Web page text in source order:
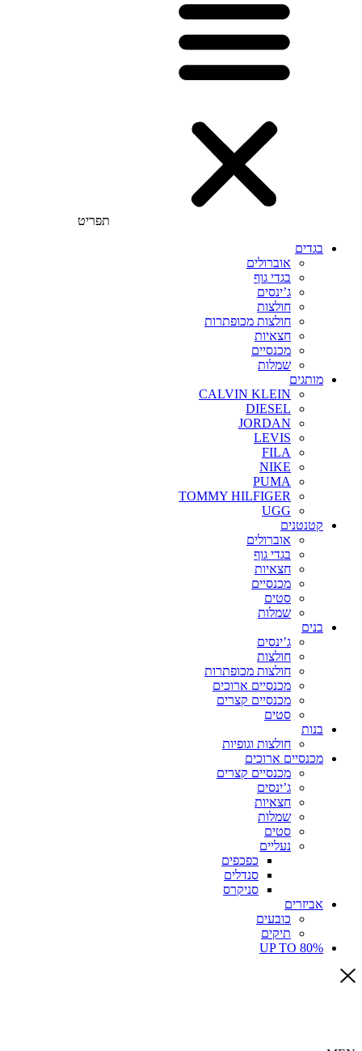
תפריט
בגדים
אוברולים
בגדי גוף
ג’ינסים
חולצות
חולצות מכופתרות
חצאיות
מכנסיים
שמלות
מותגים
CALVIN KLEIN
DIESEL
JORDAN
LEVIS
FILA
NIKE
PUMA
TOMMY HILFIGER
UGG
קטנטנים
אוברולים
בגדי גוף
חצאיות
מכנסיים
סטים
שמלות
בנים
ג’ינסים
חולצות
חולצות מכופתרות
מכנסיים ארוכים
מכנסיים קצרים
סטים
בנות
חולצות וגופיות
מכנסיים ארוכים
מכנסיים קצרים
ג’ינסים
חצאיות
שמלות
סטים
נעליים
כפכפים
סנדלים
סניקרס
אביזרים
כובעים
תיקים
UP TO 80%